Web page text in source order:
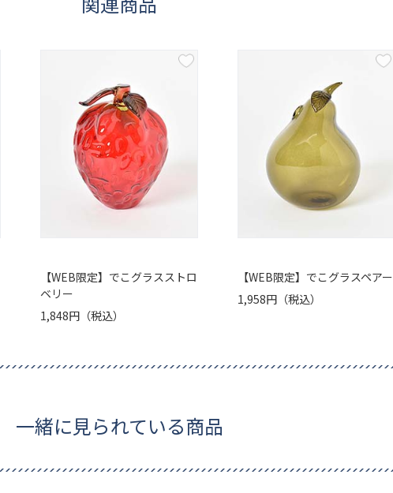
【WEB限定】でこグラスストロ
ベリー
1,848円（税込）
【WEB限定】でこグラスペアー
1,958円（税込）
一緒に見られている商品